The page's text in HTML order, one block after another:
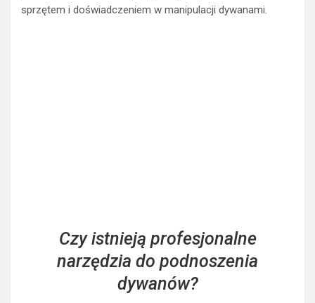
sprzętem i doświadczeniem w manipulacji dywanami.
Czy istnieją profesjonalne
narzędzia do podnoszenia
dywanów?